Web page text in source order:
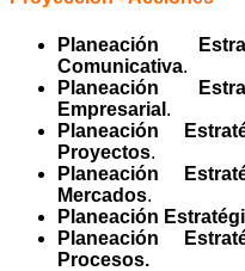
Planeación
Comunicativa.
Planeación
Empresarial .
Planeación
Proyectos.
Planeación
Mercados.
Planeación
Planeación
Procesos.